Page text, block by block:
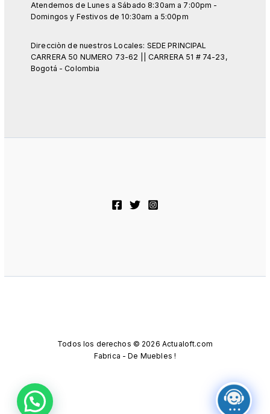
Atendemos de Lunes a Sábado 8:30am a 7:00pm -
Domingos y Festivos de 10:30am a 5:00pm
Direcciòn de nuestros Locales: SEDE PRINCIPAL
CARRERA 50 NUMERO 73-62 || CARRERA 51 # 74-23,
Bogotá - Colombia
Todos los derechos © 2026 Actualoft.com
Fabrica - De Muebles !